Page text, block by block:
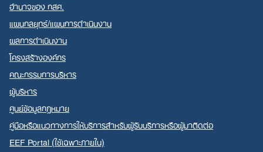
อำนาจของ กสศ.
แผนกลยุทธ์/แผนการดำเนินงาน
ผลการดำเนินงาน
โครงสร้างองค์กร
คณะกรรมการบริหาร
ผู้บริหาร
ศูนย์ข้อมูลกฎหมาย
คู่มือหรือแนวทางการให้บริการสำหรับผู้รับบริการหรือผู้มาติดต่อ
EEF Portal (ใช้เฉพาะภายใน)